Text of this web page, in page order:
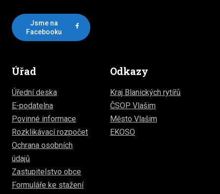
Jsme na
Facebooku
Úřad
Úřední deska
E-podatelna
Povinné informace
Rozklikávací rozpočet
Ochrana osobních
údajů
Zastupitelstvo obce
Formuláře ke stažení
Odkazy
Kraj Blanických rytířů
ČSOP Vlašim
Město Vlašim
EKOSO